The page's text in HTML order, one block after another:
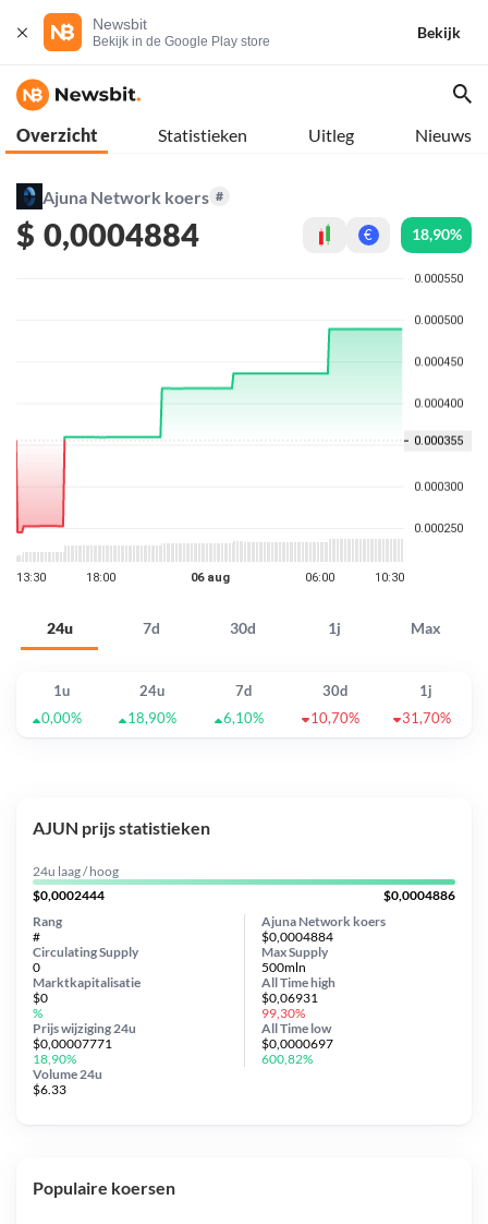
Newsbit
Bekijk in de Google Play store
Bekijk
Overzicht Statistieken Uitleg Nieuws
Ajuna Network koers #
$ 0,0004884 € 18,90%
24u 7d 30d 1j Max
1u 24u 7d 30d
1j
0,00%
18,90% 6,10% 10,70% 31,70%
AJUN prijs statistieken
24u laag / hoog
$0,0002444
$0,0004886
Ajuna Network koers
$0,0004884
Circulating Supply
0
Prijs wijziging 24u
$0,00007771
18,90%
Max Supply
500mln
Marktkapitalisatie
$0
%
Volume 24u
$6.33
Rang
#
All Timehigh
$0,06931
99,30%
All Time low
$0,0000697
600,82%
Populaire koersen